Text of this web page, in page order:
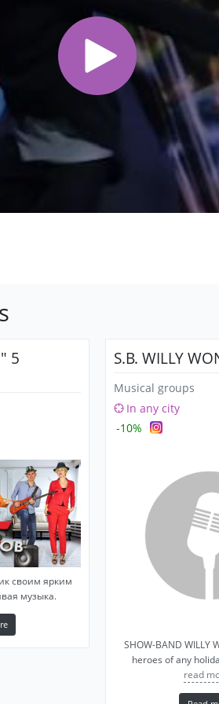
5
своим ярким
музыка.
S.B. WILLY
Musical groups
In any city
-10%
SHOW-BAND WILLY
heroes of any
read